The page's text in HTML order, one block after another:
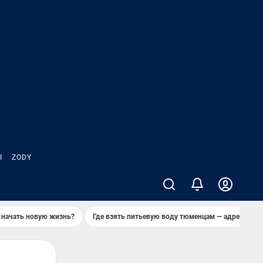
ZODY
начать новую жизнь? Где взять питьевую воду тюменцам — адреса